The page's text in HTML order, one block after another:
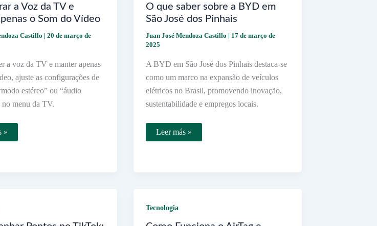
a Voz da TV e
o Som do Vídeo
Castillo | 20 de março de
a voz da TV e manter apenas
ajuste as configurações de
estéreo” ou “áudio
no menu da TV.
»
O que saber sobre a BYD em
São José dos Pinhais
Juan José Mendoza Castillo | 17 de março de
2025
A BYD em São José dos Pinhais destaca-se
como um marco na expansão de veículos
elétricos no Brasil, promovendo inovação,
sustentabilidade e empregos locais.
O
que
dos
Pinhais
Leer más »
Tecnologia